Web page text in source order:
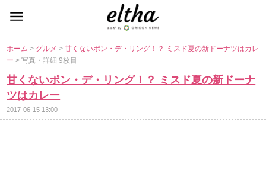
ホーム> グルメ>甘くないポン・デ・リング！？ ミスド夏の新ドーナツはカレ
ー> 写真・詳細 9枚目
甘くないポン・デ・リング！？ ミスド夏の新ドーナ
ツはカレー
2017-06-15 13:00